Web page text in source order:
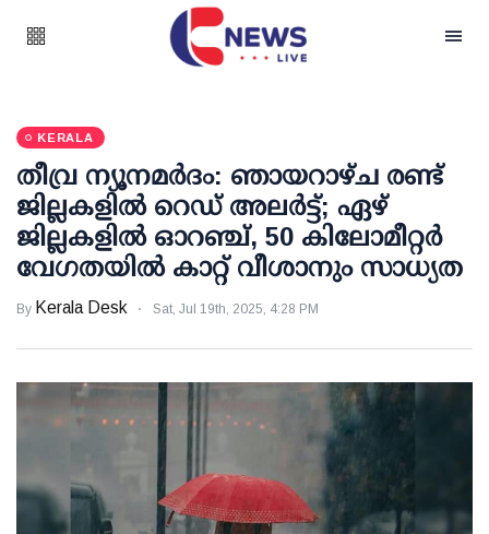
KERALA
തീവ്ര ന്യൂനമര്‍ദം: ഞായറാഴ്ച രണ്ട്
ജില്ലകളില്‍ റെഡ് അലര്‍ട്ട്; ഏഴ്
ജില്ലകളില്‍ ഓറഞ്ച്, 50 കിലോമീറ്റര്‍
വേഗതയില്‍ കാറ്റ് വീശാനും സാധ്യത
By Kerala Desk Sat, Jul 19th, 2025, 4:28 PM